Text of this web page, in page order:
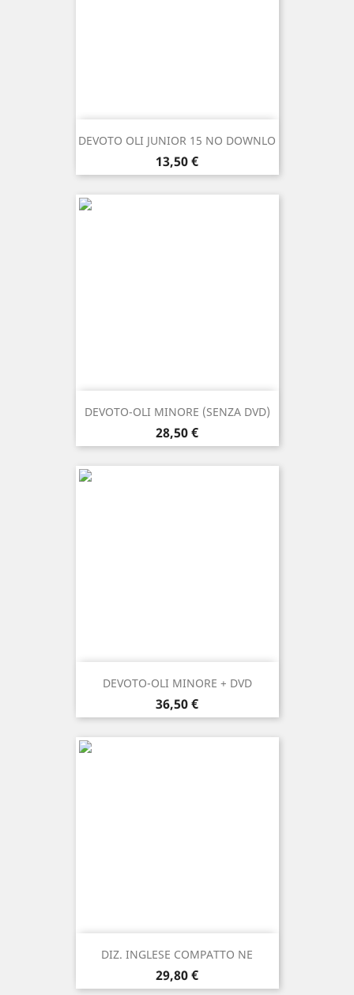
DEVOTO OLI JUNIOR 15 NO DOWNLO
Prezzo
13,50 €
DEVOTO-OLI MINORE (SENZA DVD)
Prezzo
28,50 €
DEVOTO-OLI MINORE + DVD
Prezzo
36,50 €
DIZ. INGLESE COMPATTO NE
Prezzo
29,80 €